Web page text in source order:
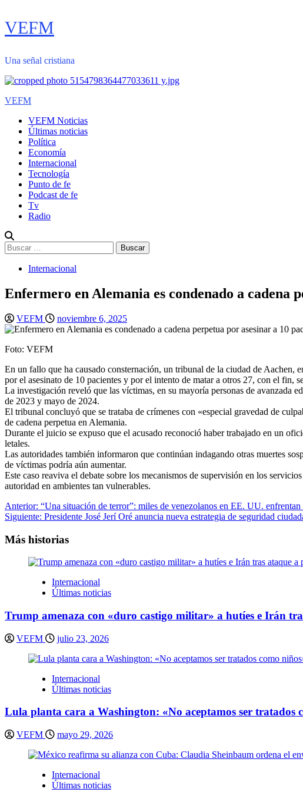
Saltar
al
VEFM
Una señal cristiana
Menú
VEFM
VEFM Noticias
Últimas noticias
Política
Economía
Internacional
Tecnología
Punto de fe
Podcast de fe
Tv
Radio
Buscar:
Internacional
Enfermero en Alemania es condenado a cadena
VEFM noviembre 6, 2025
Foto: VEFM
En un fallo que ha causado consternación, un tribunal de la ciudad de Aachen,
por el asesinato de 10 pacientes y por el intento de matar a otros 27, con el fin,
La investigación reveló que las víctimas, en su mayoría personas de avanzada
de 2023 y mayo de 2024.
El tribunal concluyó que se trataba de crímenes con «especial gravedad de
de cadena perpetua en Alemania.
Durante el juicio se expuso que el acusado reconoció haber trabajado en un
letales.
Las autoridades también informaron que continúan indagando otras muertes
de víctimas podría aún aumentar.
Este caso reaviva el debate sobre los mecanismos de supervisión en los
autoridad en ambientes tan vulnerables.
Navegación
de
entradas
Anterior: “Una situación de terror”: miles de venezolanos en EE. UU.
Siguiente: Presidente José Jerí Oré anuncia nueva estrategia de seguridad
Más historias
Internacional
Últimas noticias
Trump amenaza con «duro castigo militar» a hutíes e Irán
VEFM julio 23, 2026
Internacional
Últimas noticias
Lula planta cara a Washington: «No aceptamos ser tratados
VEFM mayo 29, 2026
Internacional
Últimas noticias